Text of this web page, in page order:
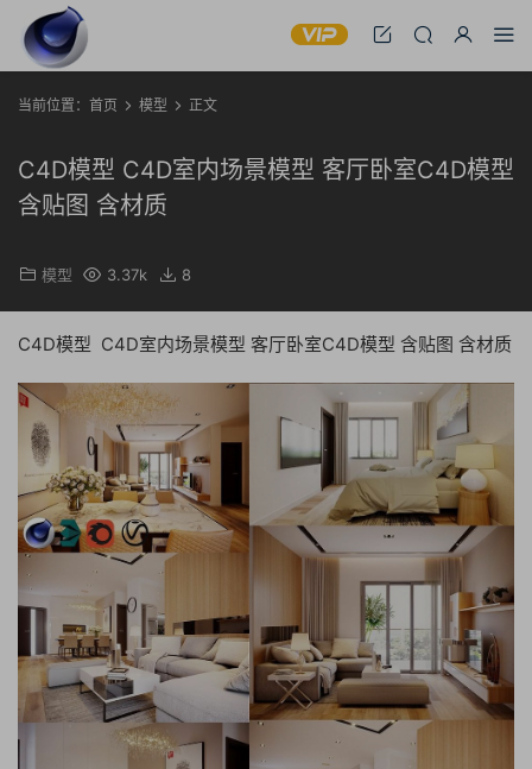
当前位置： 首页 模型 正文
C4D模型 C4D室内场景模型 客厅卧室C4D模型
含贴图 含材质
模型 3.37k 8
C4D模型 C4D室内场景模型 客厅卧室C4D模型 含贴图 含材质